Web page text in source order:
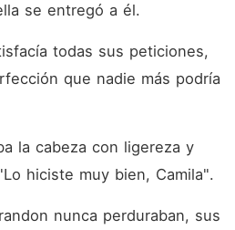
se entregó a él.
todas sus peticiones,
que nadie más podría
la cabeza con ligereza y
hiciste muy bien, Camila".
nunca perduraban, sus